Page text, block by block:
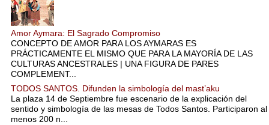
Amor Aymara: El Sagrado Compromiso
CONCEPTO DE AMOR PARA LOS AYMARAS ES
PRÁCTICAMENTE EL MISMO QUE PARA LA MAYORÍA DE LAS
CULTURAS ANCESTRALES | UNA FIGURA DE PARES
COMPLEMENT...
TODOS SANTOS. Difunden la simbología del mast’aku
La plaza 14 de Septiembre fue escenario de la explicación del
sentido y simbología de las mesas de Todos Santos. Participaron al
menos 200 n...